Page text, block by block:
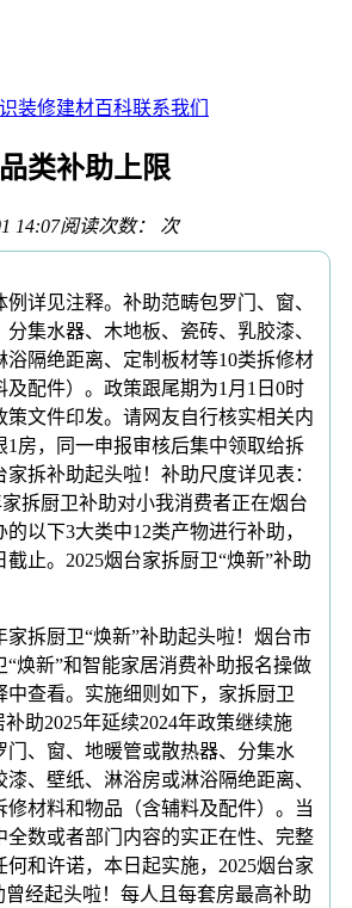
装修建材百科联系我们
类补助上限
14:07阅读次数： 次
见注释。补助范畴包罗门、窗、
集水器、木地板、瓷砖、乳胶漆、
浴隔绝距离、定制板材等10类拆修材
及配件）。政策跟尾期为1月1日0时
策文件印发。请网友自行核实相关内
1房，同一申报审核后集中领取给拆
家拆补助起头啦！补助尺度详见表：
家拆厨卫补助对小我消费者正在烟台
以下3大类中12类产物进行补助，
截止。2025烟台家拆厨卫“焕新”补助
拆厨卫“焕新”补助起头啦！烟台市
“焕新”和智能家居消费补助报名操做
中查看。实施细则如下，家拆厨卫
助2025年延续2024年政策继续施
门、窗、地暖管或散热器、分集水
、壁纸、淋浴房或淋浴隔绝距离、
修材料和物品（含辅料及配件）。当
全数或者部门内容的实正在性、完整
和许诺，本日起实施，2025烟台家
曾经起头啦！每人且每套房最高补助